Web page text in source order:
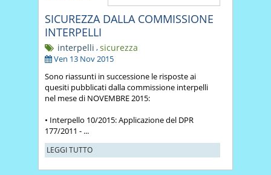
SICUREZZA DALLA COMMISSIONE
INTERPELLI
interpelli ,sicurezza
Ven 13 Nov 2015
Sono riassunti in successione le risposte ai
quesiti pubblicati dalla commissione interpelli
nel mese di NOVEMBRE 2015:
• Interpello 10/2015: Applicazione del DPR
177/2011 - ...
LEGGI TUTTO